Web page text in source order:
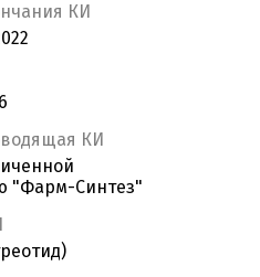
КИ
КИ
"Фарм-Синтез"